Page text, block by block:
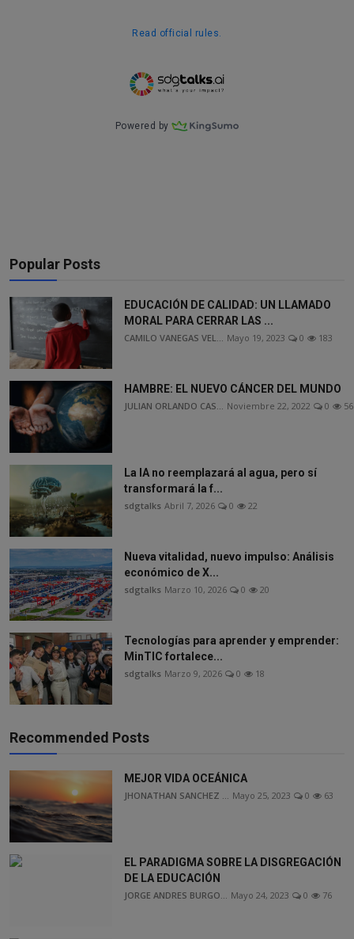
Popular Posts
EDUCACIÓN DE CALIDAD: UN LLAMADO
MORAL PARA CERRAR LAS ...
CAMILO VANEGAS VEL... Mayo 19, 2023 0 183
HAMBRE: EL NUEVO CÁNCER DEL MUNDO
JULIAN ORLANDO CAS... Noviembre 22, 2022 0 56
La IA no reemplazará al agua, pero sí
transformará la f...
sdgtalks Abril 7, 2026 0 22
Nueva vitalidad, nuevo impulso: Análisis
económico de X...
sdgtalks Marzo 10, 2026 0 20
Tecnologías para aprender y emprender:
MinTIC fortalece...
sdgtalks Marzo 9, 2026 0 18
Recommended Posts
MEJOR VIDA OCEÁNICA
JHONATHAN SANCHEZ ... Mayo 25, 2023 0 63
EL PARADIGMA SOBRE LA DISGREGACIÓN
DE LA EDUCACIÓN
JORGE ANDRES BURGO... Mayo 24, 2023 0 76